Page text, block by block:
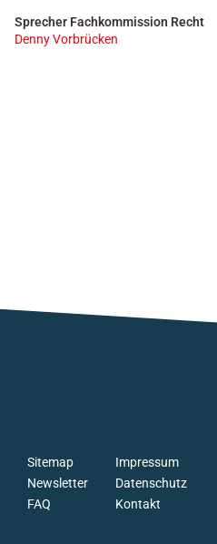
Sprecher Fachkommission Recht
Denny Vorbrücken
FAQ
Newsletter
Sitemap
Kontakt
Datenschutz
Impressum